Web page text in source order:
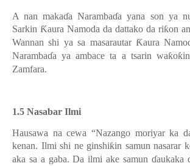
A nan makaɗa Narambaɗa yana son ya
Sarkin Ƙaura Namoda da dattako da riƙon
Wannan shi ya sa masarautar Ƙaura
Narambaɗa ya ambace ta a tsarin waƙoƙ
Zamfara.
1.5 Nasabar Ilmi
Hausawa na cewa “Nazango moriyar ka
kenan. Ilmi shi ne ginshiƙin samun nasarar
aka sa a gaba. Da ilmi ake samun ɗaukaka